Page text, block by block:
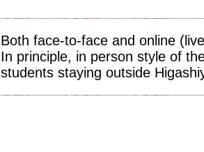
Both face-to-face and online
In principle, in person style of
students staying outside